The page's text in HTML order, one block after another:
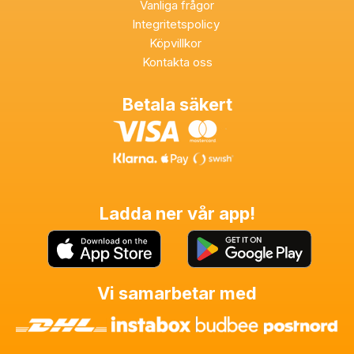
Vanliga frågor
Integritetspolicy
Köpvillkor
Kontakta oss
Betala säkert
Ladda ner vår app!
Vi samarbetar med